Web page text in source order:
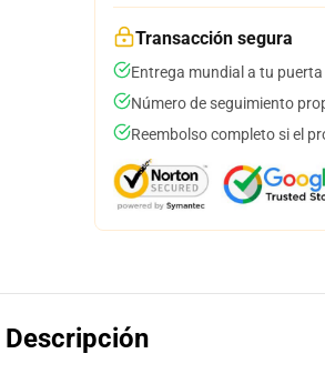
Transacción segura
Entrega mundial a tu puerta
Número de seguimiento
Reembolso completo si el
Descripción